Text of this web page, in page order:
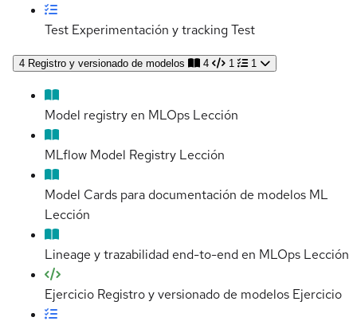
Test Experimentación y trackingTest
4 Registro y versionado de modelos 4 1 1
Model registry en MLOps Lección
MLflow Model Registry Lección
Model Cards para documentación de modelos ML
Lección
Lineage y trazabilidad end-to-end en MLOps Lección
Ejercicio Registro y versionado de modelos Ejercicio